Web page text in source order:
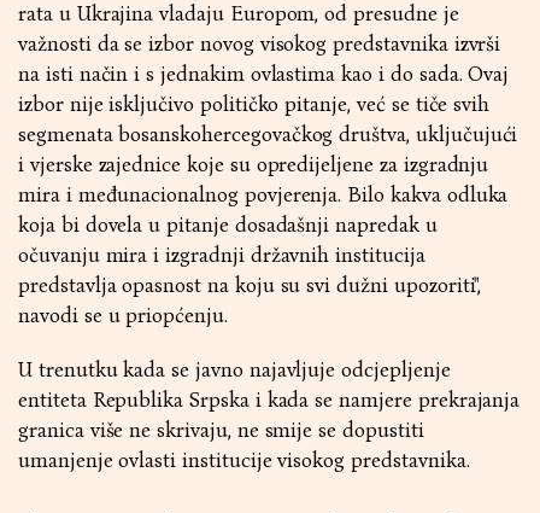
rata u Ukrajina vladaju Europom, od presudne je
važnosti da se izbor novog visokog predstavnika izvrši
na isti način i s jednakim ovlastima kao i do sada. Ovaj
izbor nije isključivo političko pitanje, već se tiče svih
segmenata bosanskohercegovačkog društva, uključujući
i vjerske zajednice koje su opredijeljene za izgradnju
mira i međunacionalnog povjerenja. Bilo kakva odluka
koja bi dovela u pitanje dosadašnji napredak u
očuvanju mira i izgradnji državnih institucija
predstavlja opasnost na koju su svi dužni upozoriti",
navodi se u priopćenju.
U trenutku kada se javno najavljuje odcjepljenje
entiteta Republika Srpska i kada se namjere prekrajanja
granica više ne skrivaju, ne smije se dopustiti
umanjenje ovlasti institucije visokog predstavnika.